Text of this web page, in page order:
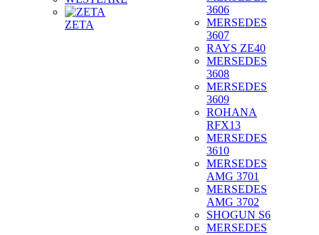
ZETA
3606
MERSEDES
3607
RAYS ZE40
MERSEDES
3608
MERSEDES
3609
ROHANA
RFX13
MERSEDES
3610
MERSEDES
AMG 3701
MERSEDES
AMG 3702
SHOGUN S6
MERSEDES